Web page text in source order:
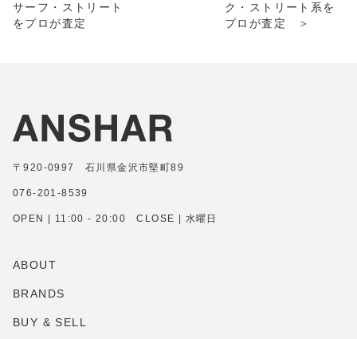
サーフ・ストリート
をプロが査定
ク・ストリート系を
プロが査定 ＞
〒920-0997 石川県金沢市堅町89
076-201-8539
OPEN | 11:00 - 20:00 CLOSE | 水曜日
ABOUT
BRANDS
BUY & SELL